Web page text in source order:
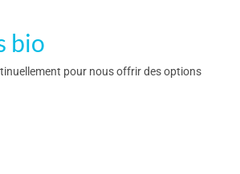
bio
pour nous offrir des options